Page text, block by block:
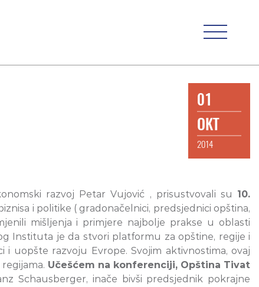
01
OKT
2014
razvoj Petar Vujović , prisustvovali su 10.
i politike ( gradonačelnici, predsjednici opština,
mišljenja i primjere najbolje prakse u oblasti
Instituta je da stvori platformu za opštine, regije i
uopšte razvoju Evrope. Svojim aktivnostima, ovaj
Učešćem na konferenciji, Opština Tivat
Schausberger, inače bivši predsjednik pokrajne